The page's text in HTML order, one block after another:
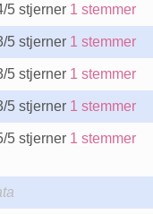
5 stjerner 1 stemmer
5 stjerner 1 stemmer
5 stjerner 1 stemmer
5 stjerner 1 stemmer
5 stjerner 1 stemmer